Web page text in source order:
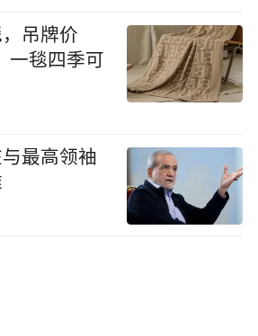
吊牌价
一毯四季可
最高领袖